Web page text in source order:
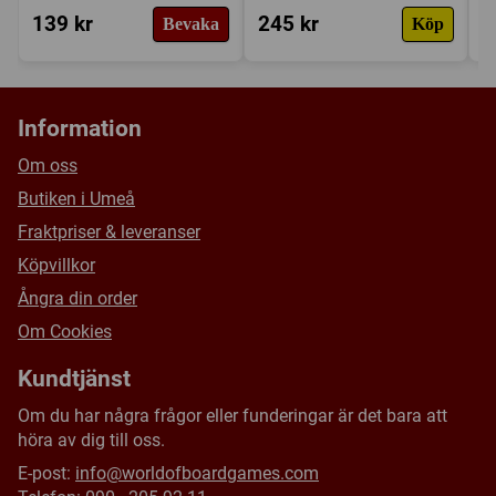
139 kr Bevaka 245 kr Köp
Information
Om oss
Butiken i Umeå
Fraktpriser & leveranser
Köpvillkor
Ångra din order
Om Cookies
Kundtjänst
Om du har några frågor eller funderingar är det bara att
höra av dig till oss.
E-post: info@worldofboardgames.com